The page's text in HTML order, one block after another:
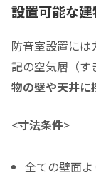
0
クレジットご
分割支払回数
設置可能な
防音室設置に
記の空気層（す
物の壁や天井に
<寸法条件>
全ての壁面よ